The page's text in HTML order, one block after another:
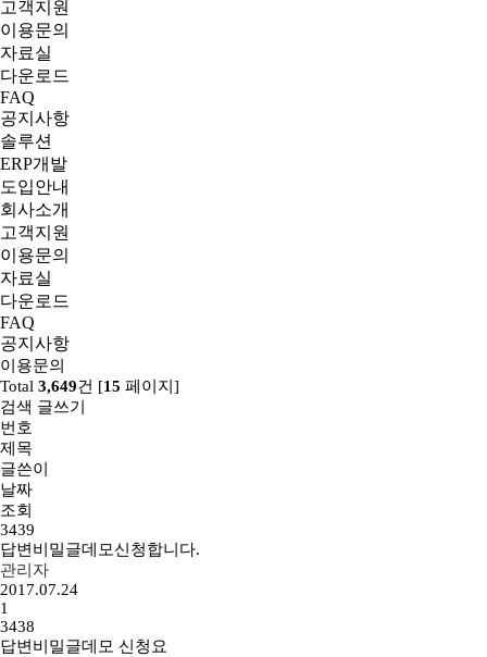
고객지원
이용문의
자료실
다운로드
FAQ
공지사항
솔루션
ERP개발
도입안내
회사소개
고객지원
이용문의
자료실
다운로드
FAQ
공지사항
이용문의
Total 3,649건 [15 페이지]
검색 글쓰기
번호
제목
글쓴이
날짜
조회
3439
답변 비밀글데모신청합니다.
관리자
2017.07.24
1
3438
답변 비밀글데모 신청요